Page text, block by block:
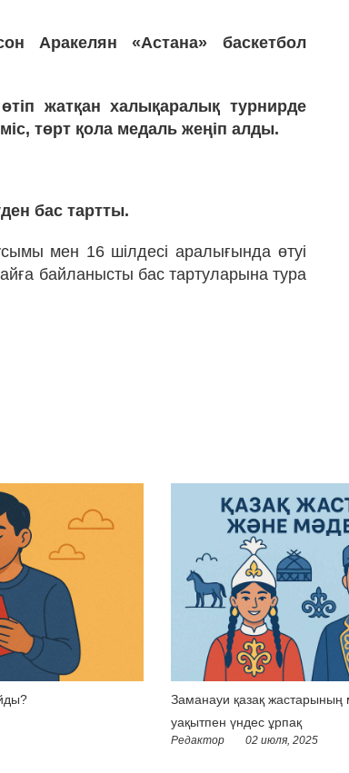
Аракелян «Астана» баскетбол
жатқан халықаралық турнирде
төрт қола медаль жеңіп алды.
бас тартты.
мен 16 шілдесі аралығында өтуі
байланысты бас тартуларына тура
Заманауи қазақ жастарының
уақытпен үндес ұрпақ
Редактор 02 июля, 2025